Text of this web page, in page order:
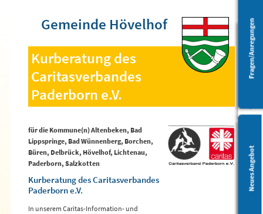
Leichte Sprache
Barrierefreiheit
Neues Angebot
Fragen/Anregungen
Gemeinde Hövelhof
Kurberatung des
Caritasverbandes
Paderborn e.V.
für die Kommune(n) Altenbeken, Bad
Lippspringe, Bad Wünnenberg, Borchen,
Büren, Delbrück, Hövelhof, Lichtenau,
Paderborn, Salzkotten
Kurberatung des Caritasverbandes
Paderborn e.V.
In unserem Caritas-Information- und